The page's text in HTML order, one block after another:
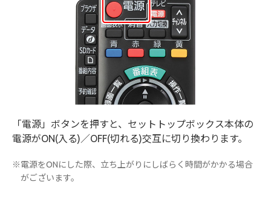
「電源」ボタンを押すと、セットトップボックス本体の
電源がON(入る)／OFF(切れる)交互に切り換わります。
※電源をONにした際、立ち上がりにしばらく時間がかかる場合
がございます。